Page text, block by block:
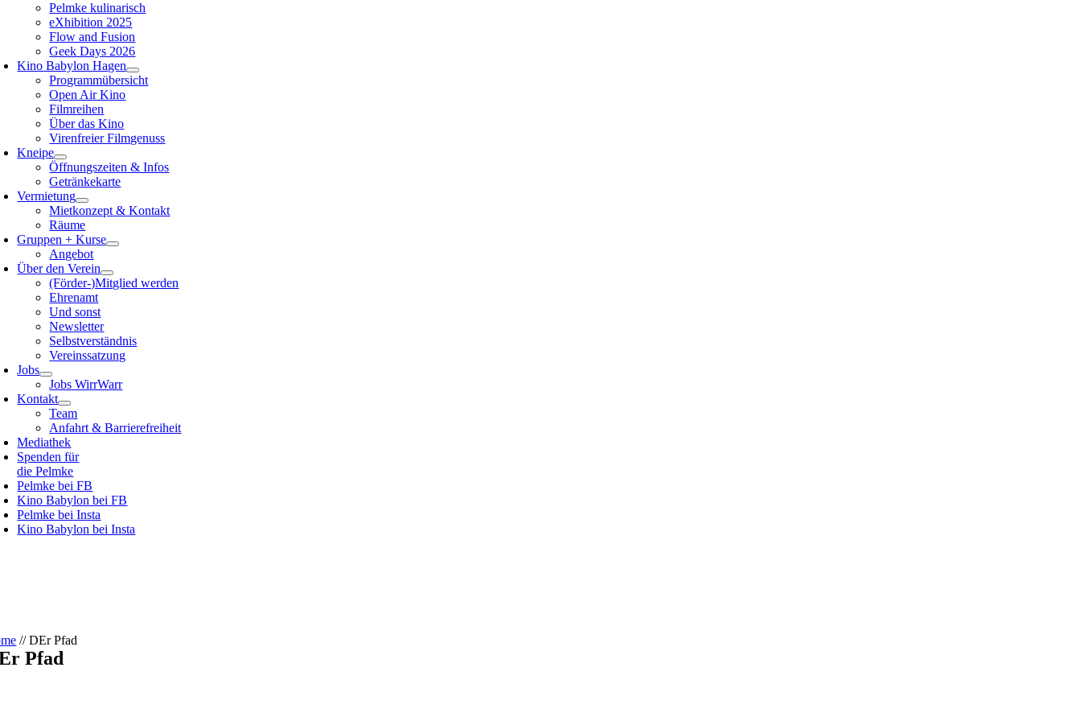
Pelmke kulinarisch
eXhibition 2025
Flow and Fusion
Geek Days 2026
Kino Babylon Hagen
Programmübersicht
Open Air Kino
Filmreihen
Über das Kino
Virenfreier Filmgenuss
Kneipe
Öffnungszeiten & Infos
Getränkekarte
Vermietung
Mietkonzept & Kontakt
Räume
Gruppen + Kurse
Angebot
Über den Verein
(Förder-)Mitglied werden
Ehrenamt
Und sonst
Newsletter
Selbstverständnis
Vereinssatzung
Jobs
Jobs WirrWarr
Kontakt
Team
Anfahrt & Barrierefreiheit
Mediathek
Spenden für
die Pelmke
Pelmke bei FB
Kino Babylon bei FB
Pelmke bei Insta
Kino Babylon bei Insta
//DEr Pfad
Pfad